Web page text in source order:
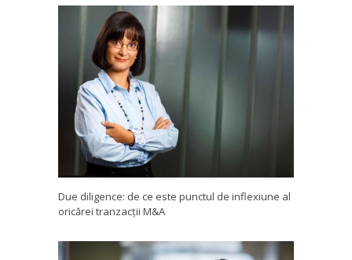
Due diligence: de ce este punctul de inflexiune al
oricărei tranzacții M&A